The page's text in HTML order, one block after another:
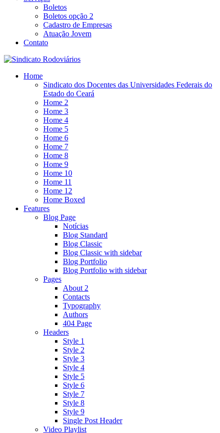
Boletos
Boletos opção 2
Cadastro de Empresas
Atuação Jovem
Contato
Home
Sindicato dos Docentes das Universidades Federais do
Estado do Ceará
Home 2
Home 3
Home 4
Home 5
Home 6
Home 7
Home 8
Home 9
Home 10
Home 11
Home 12
Home Boxed
Features
Blog Page
Notícias
Blog Standard
Blog Classic
Blog Classic with sidebar
Blog Portfolio
Blog Portfolio with sidebar
Pages
About 2
Contacts
Typography
Authors
404 Page
Headers
Style 1
Style 2
Style 3
Style 4
Style 5
Style 6
Style 7
Style 8
Style 9
Single Post Header
Video Playlist